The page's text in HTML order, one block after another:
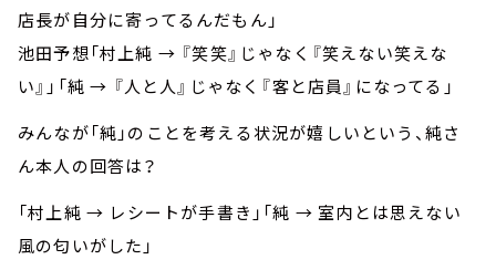
店長が自分に寄ってるんだもん」
池田予想「村上純 → 『笑笑』じゃなく『笑えない笑えな
い』」「純 → 『人と人』じゃなく『客と店員』になってる」
みんなが「純」のことを考える状況が嬉しいという、純さ
ん本人の回答は？
「村上純 → レシートが手書き」「純 → 室内とは思えない
風の匂いがした」